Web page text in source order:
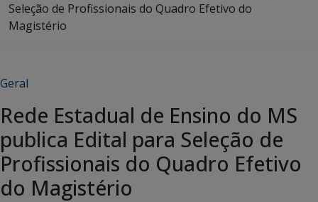
Seleção de Profissionais do Quadro Efetivo do
Magistério
Geral
Rede Estadual de Ensino do MS
publica Edital para Seleção de
Profissionais do Quadro Efetivo
do Magistério